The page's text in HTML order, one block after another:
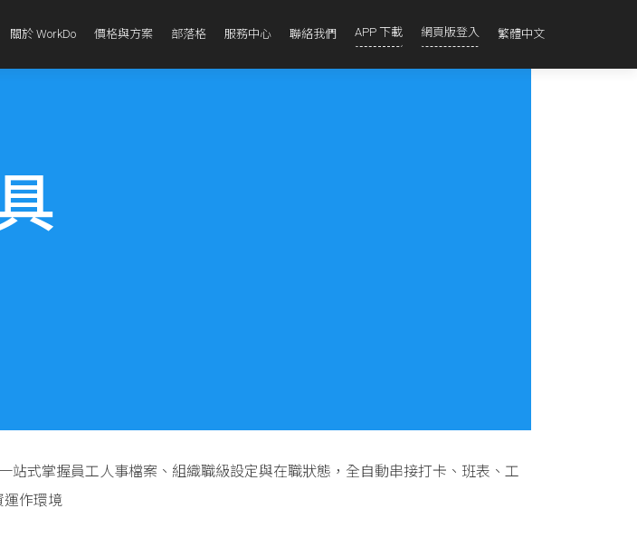
關於 WorkDo 價格與方案 部落格 服務中心 聯絡我們 APP 下載 網頁版登入 繁體中文
式掌握員工人事檔案、組織職級設定與在職狀態，全自動串接打卡、班表、工
運作環境